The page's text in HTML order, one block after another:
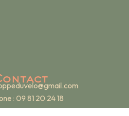
: 09 81 20 24 18
Renan – 69007 Lyon